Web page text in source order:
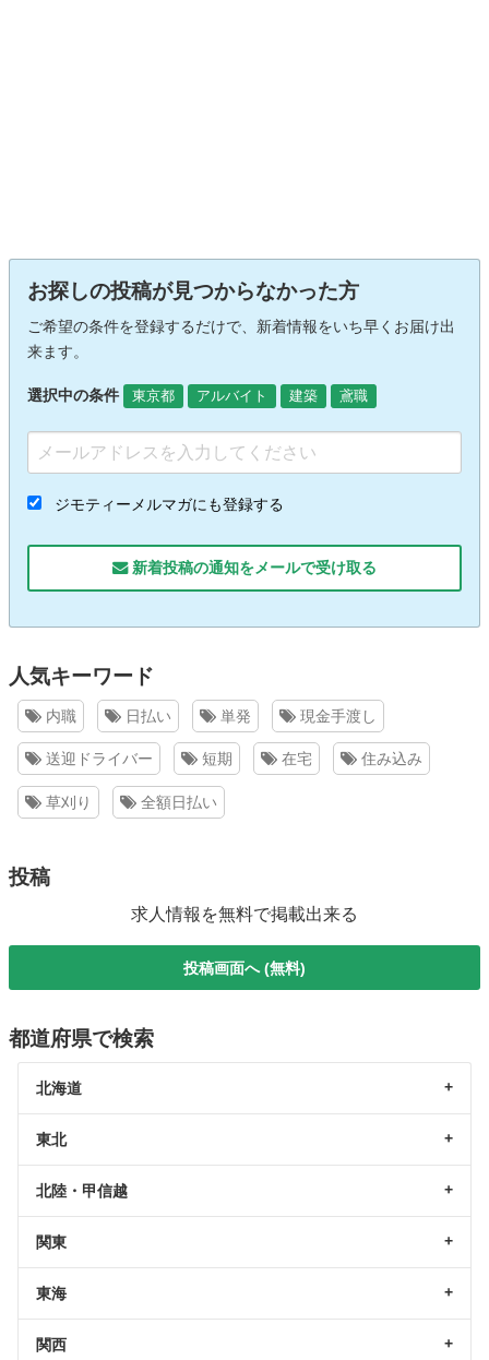
お探しの投稿が見つからなかった方
ご希望の条件を登録するだけで、新着情報をいち早くお届け出
来ます。
選択中の条件 東京都 アルバイト 建築 鳶職
ジモティーメルマガにも登録する
新着投稿の通知をメールで受け取る
人気キーワード
内職 日払い 単発 現金手渡し
送迎ドライバー 短期 在宅 住み込み
草刈り 全額日払い
投稿
求人情報を無料で掲載出来る
投稿画面へ (無料)
都道府県で検索
北海道
東北
北陸・甲信越
関東
東海
関西